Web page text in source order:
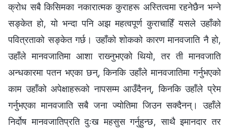
क्रोध सबै किसिमका नकारात्मक कुराहरू अस्तित्वमा रहनेछैन भन्‍ने
सङ्केत हो, यो भन्दा पनि अझ महत्वपूर्ण कुराचाहिँ यसले उहाँको
पवित्रताको सङ्केत गर्छ। उहाँको शोकको कारण मानवजाति नै हो,
उहाँले मानवजातिमा आशा राख्‍नुभएको थियो, तर ती मानवजाति
अन्धकारमा पतन भएका छन्, किनकि उहाँले मानवजातिमा गर्नुभएको
काम उहाँको अपेक्षाहरूको नापसम्म आउँदैनन्, किनकि उहाँले प्रेम
गर्नुभएका मानवजाति सबै जना ज्योतिमा जिउन सक्दैनन्। उहाँले
निर्दोष मानवजातिप्रति दुःख महसुस गर्नुहुन्छ, साथै इमानदार तर